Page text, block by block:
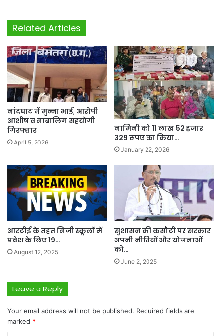
Related Articles
नांदघाट में मुन्ना भाई, आरोपी
आशीष व नाबालिग सहयोगी
गिरफ्तार
April 5, 2026
नामिनी को 11 लाख 52 हजार
329 रूपए का किया…
January 22, 2026
आरटीई के तहत निजी स्कूलों में
प्रवेश के लिए 19…
August 12, 2025
सुशासन की कसौटी पर सरकार
अपनी नीतियों और योजनाओं
को…
June 2, 2025
Leave a Reply
Your email address will not be published. Required fields are
marked *